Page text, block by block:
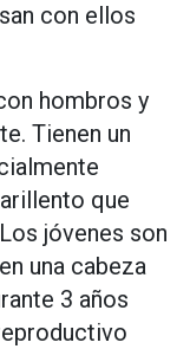
con ellos
hombros y
Tienen un
que
jóvenes son
una cabeza
3 años